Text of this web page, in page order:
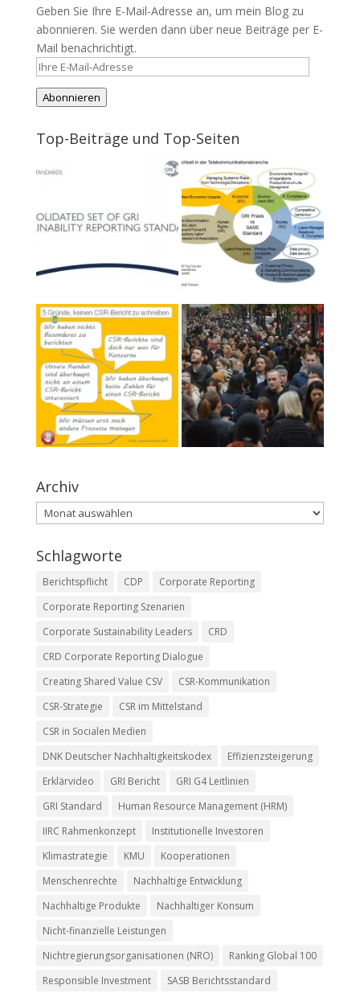
Geben Sie Ihre E-Mail-Adresse an, um mein Blog zu
abonnieren. Sie werden dann über neue Beiträge per E-
Mail benachrichtigt.
Ihre
E-
Mail-
Abonnieren
Top-Beiträge und Top-Seiten
Archiv
Archiv
Schlagworte
Berichtspflicht CDP
Corporate Reporting
Corporate Reporting Szenarien
Corporate Sustainability Leaders
CRD
CRD Corporate Reporting Dialogue
Creating Shared Value CSV
CSR-Kommunikation
CSR-Strategie
CSR im Mittelstand
CSR in Socialen Medien
DNK Deutscher Nachhaltigkeitskodex
Effizienzsteigerung
Erklärvideo
GRI Bericht
GRI G4 Leitlinien
GRI Standard
Human Resource Management (HRM)
IIRC Rahmenkonzept
Institutionelle Investoren
Klimastrategie
KMU
Kooperationen
Menschenrechte
Nachhaltige Entwicklung
Nachhaltige Produkte
Nachhaltiger Konsum
Nicht-finanzielle Leistungen
Nichtregierungsorganisationen (NRO)
Ranking Global 100
Responsible Investment
SASB Berichtsstandard